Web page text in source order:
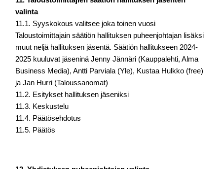
valinta
11.1. Syyskokous valitsee joka toinen vuosi
Taloustoimittajain säätiön hallituksen puheenjohtajan lisäksi
muut neljä hallituksen jäsentä. Säätiön hallitukseen 2024-
2025 kuuluvat jäseninä Jenny Jännäri (Kauppalehti, Alma
Business Media), Antti Parviala (Yle), Kustaa Hulkko (free)
ja Jan Hurri (Taloussanomat)
11.2. Esitykset hallituksen jäseniksi
11.3. Keskustelu
11.4. Päätösehdotus
11.5. Päätös